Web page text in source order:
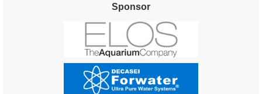
Sponsor